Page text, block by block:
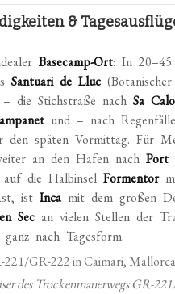
&
Basecamp-Ort: In
Santuari de Lluc
– die Stichstraße nachSa
und – nach
den späten Vormittag. Für
an den Hafen nachPort
auf die HalbinselFormentor
istIncamit dem großen
Sec an vielen Stellen der
nach Tagesform.
des Trockenmauerwegs GR-